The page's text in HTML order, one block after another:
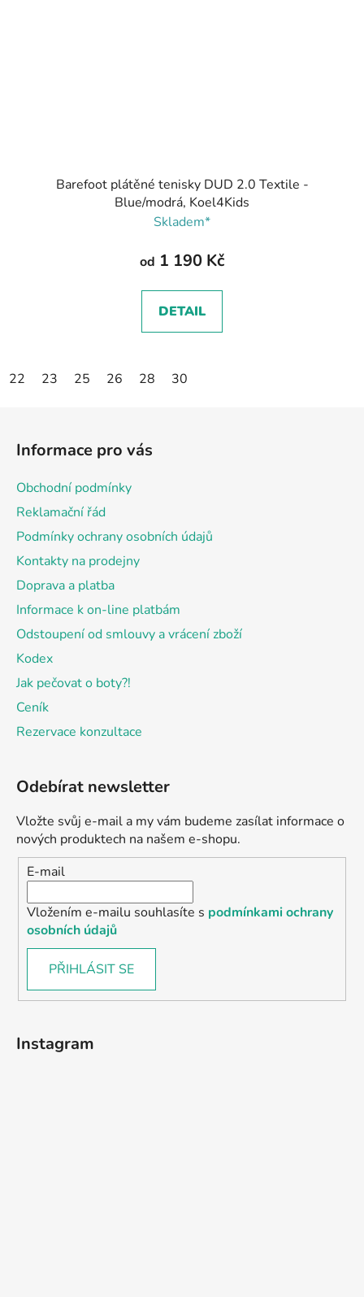
Barefoot plátěné tenisky DUD 2.0 Textile -
Blue/modrá, Koel4Kids
Skladem*
od 1 190 Kč
DETAIL
22 23 25 26 28 30
Informace pro vás
Obchodní podmínky
Reklamační řád
Podmínky ochrany osobních údajů
Kontakty na prodejny
Doprava a platba
Informace k on-line platbám
Odstoupení od smlouvy a vrácení zboží
Kodex
Jak pečovat o boty?!
Ceník
Rezervace konzultace
Odebírat newsletter
Vložte svůj e-mail a my vám budeme zasílat informace o
nových produktech na našem e-shopu.
E-mail
Vložením e-mailu souhlasíte s podmínkami ochrany
osobních údajů
PŘIHLÁSIT SE
Instagram